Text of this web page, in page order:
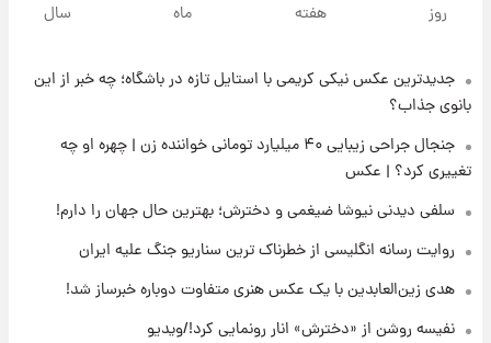
جزئیات
۱۷ ساعت پیش
آتش‌سوزی در لوناپارک شیراز؛ آخرین وضعیت
خزندگان خطرناک پس از حادثه
۲۲ ساعت پیش
خواستگار ۵۰ساله شاهدخت لئونور بازداشت شد
روز هفته ماه سال
جدیدترین عکس نیکی کریمی با استایل تازه در باشگاه؛ چه خبر از این
بانوی جذاب؟
جنجال جراحی زیبایی ۴۰ میلیارد تومانی خواننده زن | چهره او چه
تغییری کرد؟ | عکس
سلفی دیدنی نیوشا ضیغمی و دخترش؛ بهترین حال جهان را دارم!
روایت رسانه انگلیسی از خطرناک ترین سناریو جنگ علیه ایران
هدی زین‌العابدین با یک عکس هنری متفاوت دوباره خبرساز شد!
نفیسه روشن از «دخترش» انار رونمایی کرد!/ویدیو